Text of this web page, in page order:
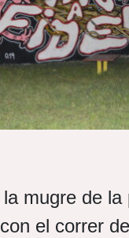
mugre de la
el correr